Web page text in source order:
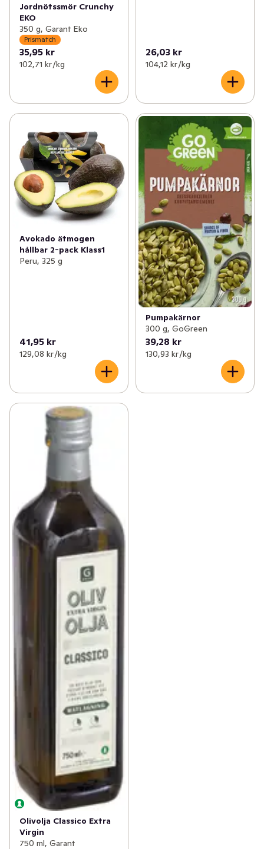
Jordnötssmör Crunchy
EKO
350 g, Garant Eko
Prismatch
35,95 kr
102,71 kr /kg
26,03 kr
104,12 kr /kg
Avokado ätmogen
hållbar 2-pack Klass1
Peru, 325 g
41,95 kr
129,08 kr /kg
Pumpakärnor
300 g, GoGreen
39,28 kr
130,93 kr /kg
Olivolja Classico Extra
Virgin
750 ml, Garant